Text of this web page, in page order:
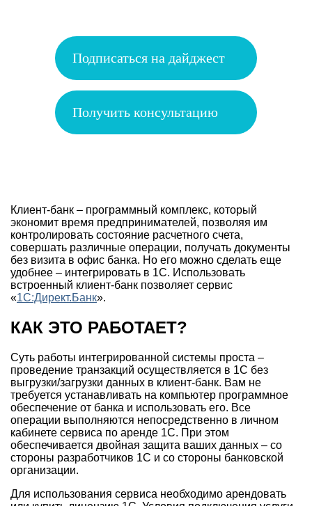
Подписаться на дайджест
Получить консультацию
Клиент-банк – программный комплекс, который
экономит время предпринимателей, позволяя им
контролировать состояние расчетного счета,
совершать различные операции, получать документы
без визита в офис банка. Но его можно сделать еще
удобнее – интегрировать в 1С. Использовать
встроенный клиент-банк позволяет сервис
«1С:Директ.Банк».
КАК ЭТО РАБОТАЕТ?
Суть работы интегрированной системы проста –
проведение транзакций осуществляется в 1С без
выгрузки/загрузки данных в клиент-банк. Вам не
требуется устанавливать на компьютер программное
обеспечение от банка и использовать его. Все
операции выполняются непосредственно в личном
кабинете сервиса по аренде 1С. При этом
обеспечивается двойная защита ваших данных – со
стороны разработчиков 1С и со стороны банковской
организации.
Для использования сервиса необходимо арендовать